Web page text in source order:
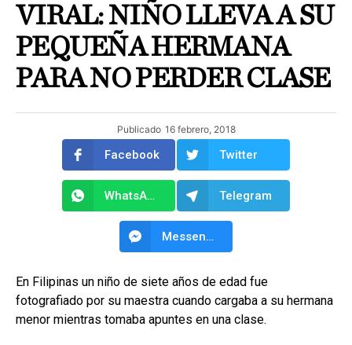
VIRAL: NIÑO LLEVA A SU
PEQUEÑA HERMANA
PARA NO PERDER CLASE
Publicado 16 febrero, 2018
Facebook Twitter
WhatsApp Telegram
Messenger
En Filipinas un niño de siete años de edad fue
fotografiado por su maestra cuando cargaba a su hermana
menor mientras tomaba apuntes en una clase.